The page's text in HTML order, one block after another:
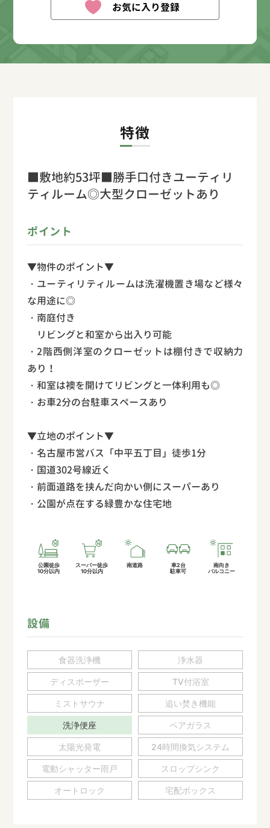
お気に入り登録
特徴
■敷地約53坪■勝手口付きユーティリ
ティルーム◎大型クローゼットあり
ポイント
▼物件のポイント▼
・ユーティリティルームは洗濯機置き場など様々
な用途に◎
・南庭付き
リビングと和室から出入り可能
・2階西側洋室のクローゼットは棚付きで収納力
あり！
・和室は襖を開けてリビングと一体利用も◎
・お車2分の台駐車スペースあり
▼立地のポイント▼
・名古屋市営バス「中平五丁目」徒歩1分
・国道302号線近く
・前面道路を挟んだ向かい側にスーパーあり
・公園が点在する緑豊かな住宅地
公園徒歩
10分以内
スーパー徒歩
10分以内
南道路
車2台
駐車可
南向き
バルコニー
設備
食器洗浄機 浄水器
ディスポーザー TV付浴室
ミストサウナ 追い焚き機能
洗浄便座 ペアガラス
太陽光発電 24時間換気システム
電動シャッター雨戸 スロップシンク
オートロック 宅配ボックス